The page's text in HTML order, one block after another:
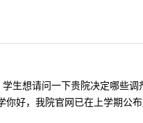
想请问一下贵院决定哪些调
好，我院官网已在上学期公